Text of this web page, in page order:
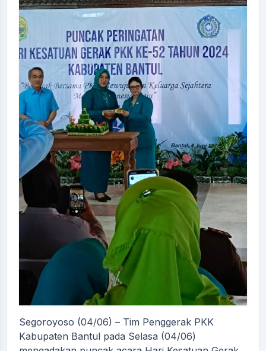
Segoroyoso (04/06) – Tim Penggerak PKK
Kabupaten Bantul pada Selasa (04/06)